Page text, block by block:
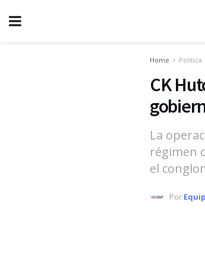
Home Política
CK
La
régimen
el
Por